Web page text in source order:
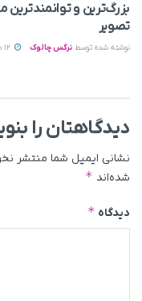
بزرگ‌ترین و
تصویر
نوشته شده توسط نرگس چالوک
دیدگاهتان را
نشانی ایمیل شما منتشر
شده‌اند *
دیدگاه *